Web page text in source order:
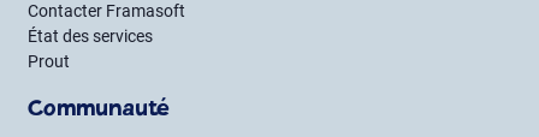
Contacter Framasoft
État des services
Prout
Communauté